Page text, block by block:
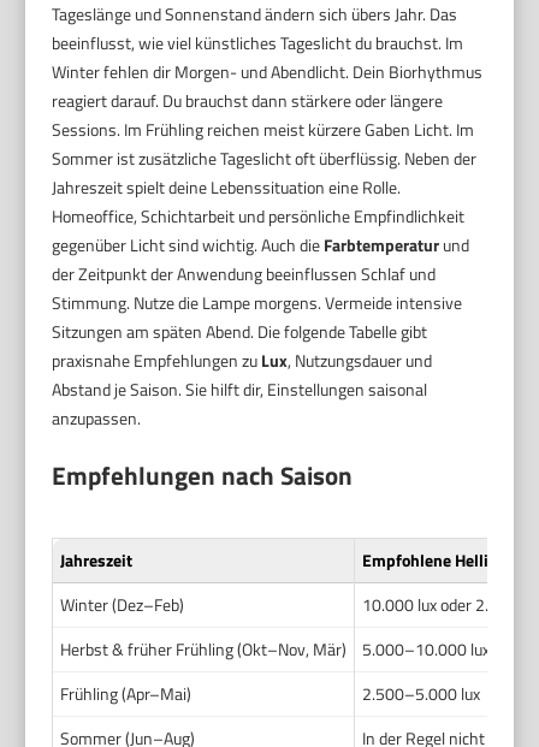
Tageslänge und Sonnenstand ändern sich übers Jahr. Das
beeinflusst, wie viel künstliches Tageslicht du brauchst. Im
Winter fehlen dir Morgen- und Abendlicht. Dein Biorhythmus
reagiert darauf. Du brauchst dann stärkere oder längere
Sessions. Im Frühling reichen meist kürzere Gaben Licht. Im
Sommer ist zusätzliche Tageslicht oft überflüssig. Neben der
Jahreszeit spielt deine Lebenssituation eine Rolle.
Homeoffice, Schichtarbeit und persönliche Empfindlichkeit
gegenüber Licht sind wichtig. Auch dieFarbtemperaturund
der Zeitpunkt der Anwendung beeinflussen Schlaf und
Stimmung. Nutze die Lampe morgens. Vermeide intensive
Sitzungen am späten Abend. Die folgende Tabelle gibt
praxisnahe Empfehlungen zuLux, Nutzungsdauer und
Abstand je Saison. Sie hilft dir, Einstellungen saisonal
anzupassen.
Empfehlungen nach Saison
Jahreszeit
Empfohlene Helligkeit
Winter (Dez–Feb)
10.000 lux oder 2.500
Herbst & früher Frühling (Okt–Nov, Mär)
5.000–10.000 lux
Frühling (Apr–Mai)
2.500–5.000 lux
Sommer (Jun–Aug)
In der Regel nicht nötig.